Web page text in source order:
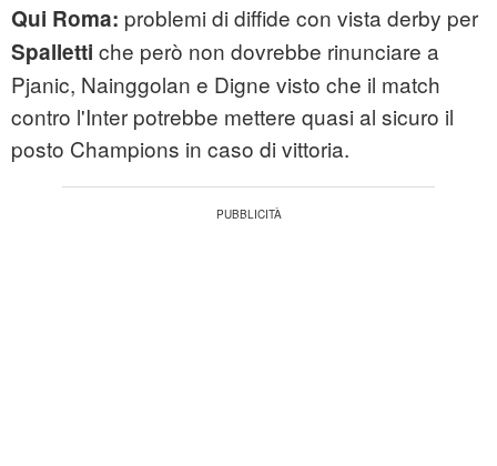
Qui Roma: problemi di diffide con vista derby per
Spalletti che però non dovrebbe rinunciare a
Pjanic, Nainggolan e Digne visto che il match
contro l'Inter potrebbe mettere quasi al sicuro il
posto Champions in caso di vittoria.